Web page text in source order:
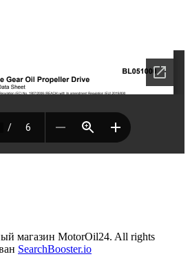
магазин MotorOil24. All rights
SearchBooster.io